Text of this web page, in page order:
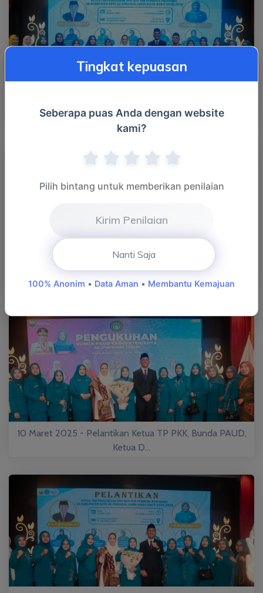
Ketua D...
10 Maret 2025 - Pelantikan Ketua TP PKK, Bunda PAUD,
Ketua D...
10 Maret 2025 - Pelantikan Ketua TP PKK, Bunda PAUD,
Ketua D...
Tingkat kepuasan
Seberapa puas Anda dengan website
kami?
Pilih bintang untuk memberikan penilaian
Kirim Penilaian
Nanti Saja
100% Anonim • Data Aman • Membantu Kemajuan